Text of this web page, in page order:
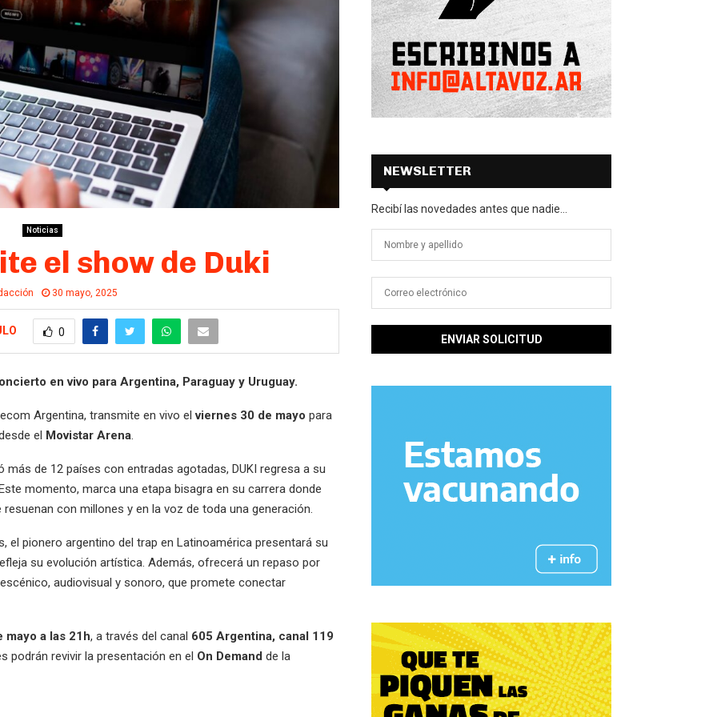
Noticias
el show de Duki
30 mayo, 2025
0
en vivo para Argentina, Paraguay y Uruguay.
Argentina, transmite en vivo elviernes 30 de mayo para
el Movistar Arena.
de 12 países con entradas agotadas, DUKI regresa a su
momento, marca una etapa bisagra en su carrera donde
con millones y en la voz de toda una generación.
el pionero argentino del trap en Latinoamérica presentará su
su evolución artística. Además, ofrecerá un repaso por
audiovisual y sonoro, que promete conectar
mayo a las 21h, a través del canal 605 Argentina, canal 119
podrán revivir la presentación en el On Demand de la
NEWSLETTER
Recibí las novedades antes que nadie...